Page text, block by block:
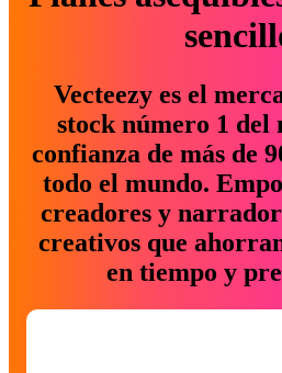
Vecteezy es el
stock número 1 del
confianza de más de
todo el mundo.
creadores y
creativos que
en tiempo y